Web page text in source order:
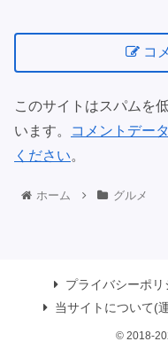
コ
このサイトはスパムを
います。
コメントデー
ください。
ホーム グルメ
プライバシーポリ
当サイトについて(
© 2018-